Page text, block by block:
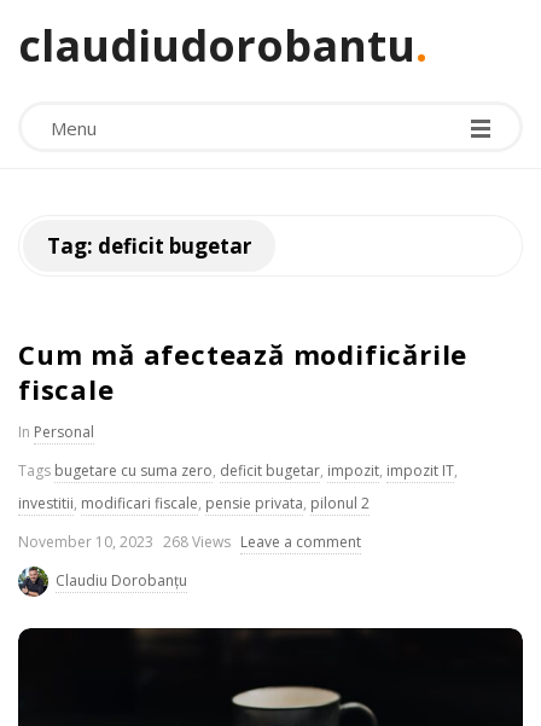
claudiudorobantu.
Menu
Tag: deficit bugetar
Cum mă afectează modificările
fiscale
In Personal
Tags bugetare cu suma zero, deficit bugetar, impozit, impozit IT,
investitii, modificari fiscale, pensie privata, pilonul 2
P
u
l
November 10, 2023 268 Views Leave a comment
Claudiu Dorobanțu